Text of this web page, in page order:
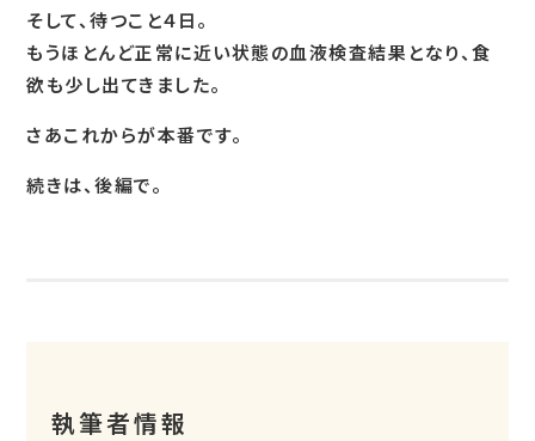
そして、待つこと４日。
もうほとんど正常に近い状態の血液検査結果となり、食
欲も少し出てきました。
さあこれからが本番です。
続きは、後編で。
執筆者情報